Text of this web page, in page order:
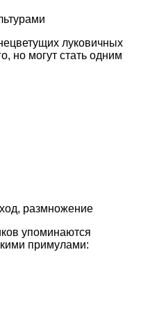
луковичных
но могут стать одним
размножение
упоминаются
примулами: